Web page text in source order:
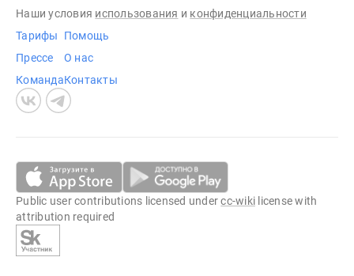
Наши условия использования и конфиденциальности
Тарифы
Прессе
Команда
Помощь
О нас
Контакты
Public user contributions licensed undercc-wiki license with
attribution required